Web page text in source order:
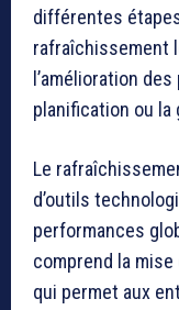
différentes
rafraîchissement
l’amélioration
planification ou
Le
d’outils
performances
comprend la
qui permet aux